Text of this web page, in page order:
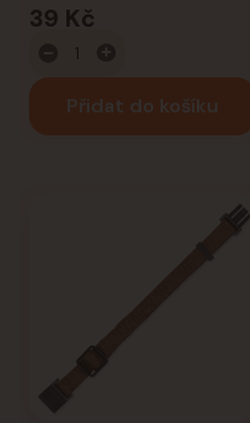
39 Kč
Přidat do košíku